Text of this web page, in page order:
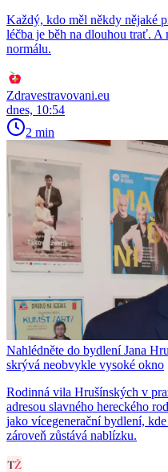
Každý, kdo měl někdy nějaké
léčba je běh na dlouhou trať. A
normálu.
Zdravestravovani.eu
dnes, 10:54
2 min
Nahlédněte do bydlení Jana
skrývá neobvykle vysoké okno
Rodinná vila Hrušínských v
adresou slavného hereckého
jako vícegenerační bydlení,
zároveň zůstává nablízku.